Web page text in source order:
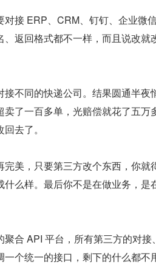
接 ERP、CRM、钉钉、企业微
返回格式都不一样，而且说改就
不同的快递公司。结果圆通半夜
了一百多单，光赔偿就花了五万
去了。
美，只要第三方改个东西，你就
么样。最后你不是在做业务，是
合 API 平台，所有第三方的对接
个统一的接口，剩下的什么都不